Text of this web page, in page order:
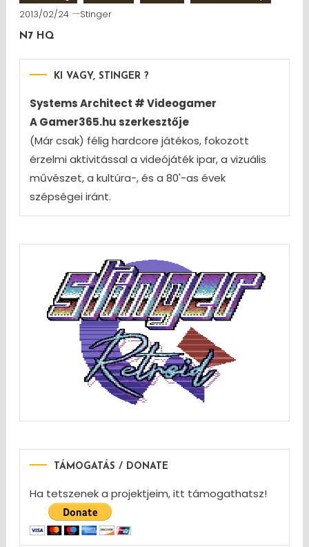
2013/02/24 Stinger
N7 HQ
KI VAGY, STINGER ?
Systems Architect # Videogamer
A Gamer365.hu szerkesztője
(Már csak) félig hardcore játékos, fokozott
érzelmi aktivitással a videójáték ipar, a vizuális
művészet, a kultúra-, és a 80'-as évek
szépségei iránt.
TÁMOGATÁS / DONATE
Ha tetszenek a projektjeim, itt támogathatsz!